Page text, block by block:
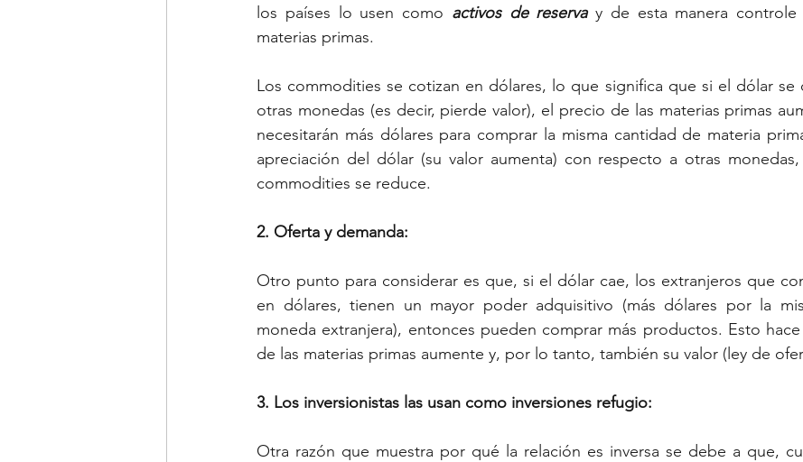
los países lo usen como activos de reserva y de esta manera
materias primas.
Los commodities se cotizan en dólares, lo que significa que si el dólar se
otras monedas (es decir, pierde valor), el precio de las materias primas
necesitarán más dólares para comprar la misma cantidad de materia
apreciación del dólar (su valor aumenta) con respecto a otras
commodities se reduce.
2. Oferta y demanda:
Otro punto para considerar es que, si el dólar cae, los extranjeros que
en dólares, tienen un mayor poder adquisitivo (más dólares por la
moneda extranjera), entonces pueden comprar más productos. Esto
de las materias primas aumente y, por lo tanto, también su valor (ley de
3. Los inversionistas las usan como inversiones refugio:
Otra razón que muestra por qué la relación es inversa se debe a que,